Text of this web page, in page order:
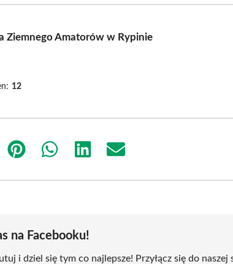
Ziemnego Amatorów w Rypinie
12
Share
Share
Share
Share
na Facebooku!
i dziel się tym co najlepsze! Przyłącz się do naszej